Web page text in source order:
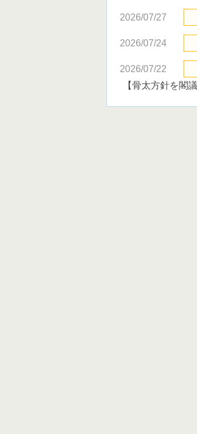
2026/07/27
2026/07/24
2026/07/22
【骨太方針を閣